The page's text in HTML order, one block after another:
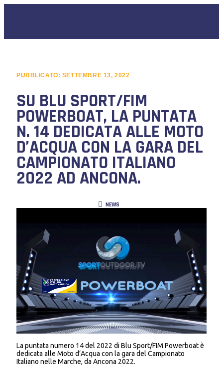
PUBBLICATO: SETTEMBRE 13, 2022
SU BLU SPORT/FIM
POWERBOAT, LA PUNTATA
N. 14 DEDICATA ALLE MOTO
D’ACQUA CON LA GARA DEL
CAMPIONATO ITALIANO
2022 AD ANCONA.
NEWS
La puntata numero 14 del 2022 di Blu Sport/FIM Powerboat è
dedicata alle Moto d’Acqua con la gara del Campionato
Italiano nelle Marche, da Ancona 2022.